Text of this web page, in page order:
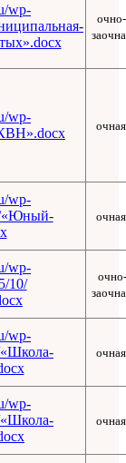
wp-
очно-
wp-
очная
wp-
«Юный-
очная
wp-
10/
очно-
wp-
«Школа-
очная
wp-
«Школа-
очная